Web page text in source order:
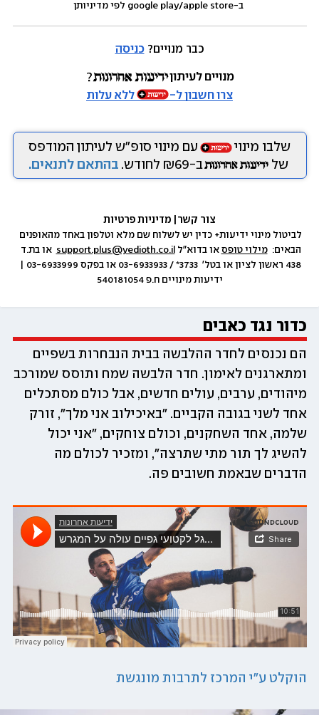
כבר מנויים? כניסה
מנויים לעיתון
צרו חשבון ל-
ללא עלות
שלבו מינוי
עם מינוי סופ״ש לעיתון המודפס
של
ב-₪69 לחודש. בהתאם לתנאים.
צור קשר|
הבאים: מילוי טופס או בדוא״ל support.plus@yedioth.co.il
ידיעות מינויים ח.פ 540181054
כדור נגד כאבים
הדברים שבאמת חשובים פה.
הוקלט ע"י המרכז לתרבות מונגשת